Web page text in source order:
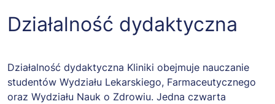
Działalność Kliniczna
Działalność dydaktyczna
Działalność dydaktyczna Kliniki obejmuje nauczanie
studentów Wydziału Lekarskiego, Farmaceutycznego
oraz Wydziału Nauk o Zdrowiu. Jedna czwarta